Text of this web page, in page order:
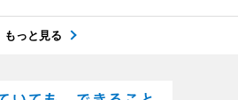
もっと見る